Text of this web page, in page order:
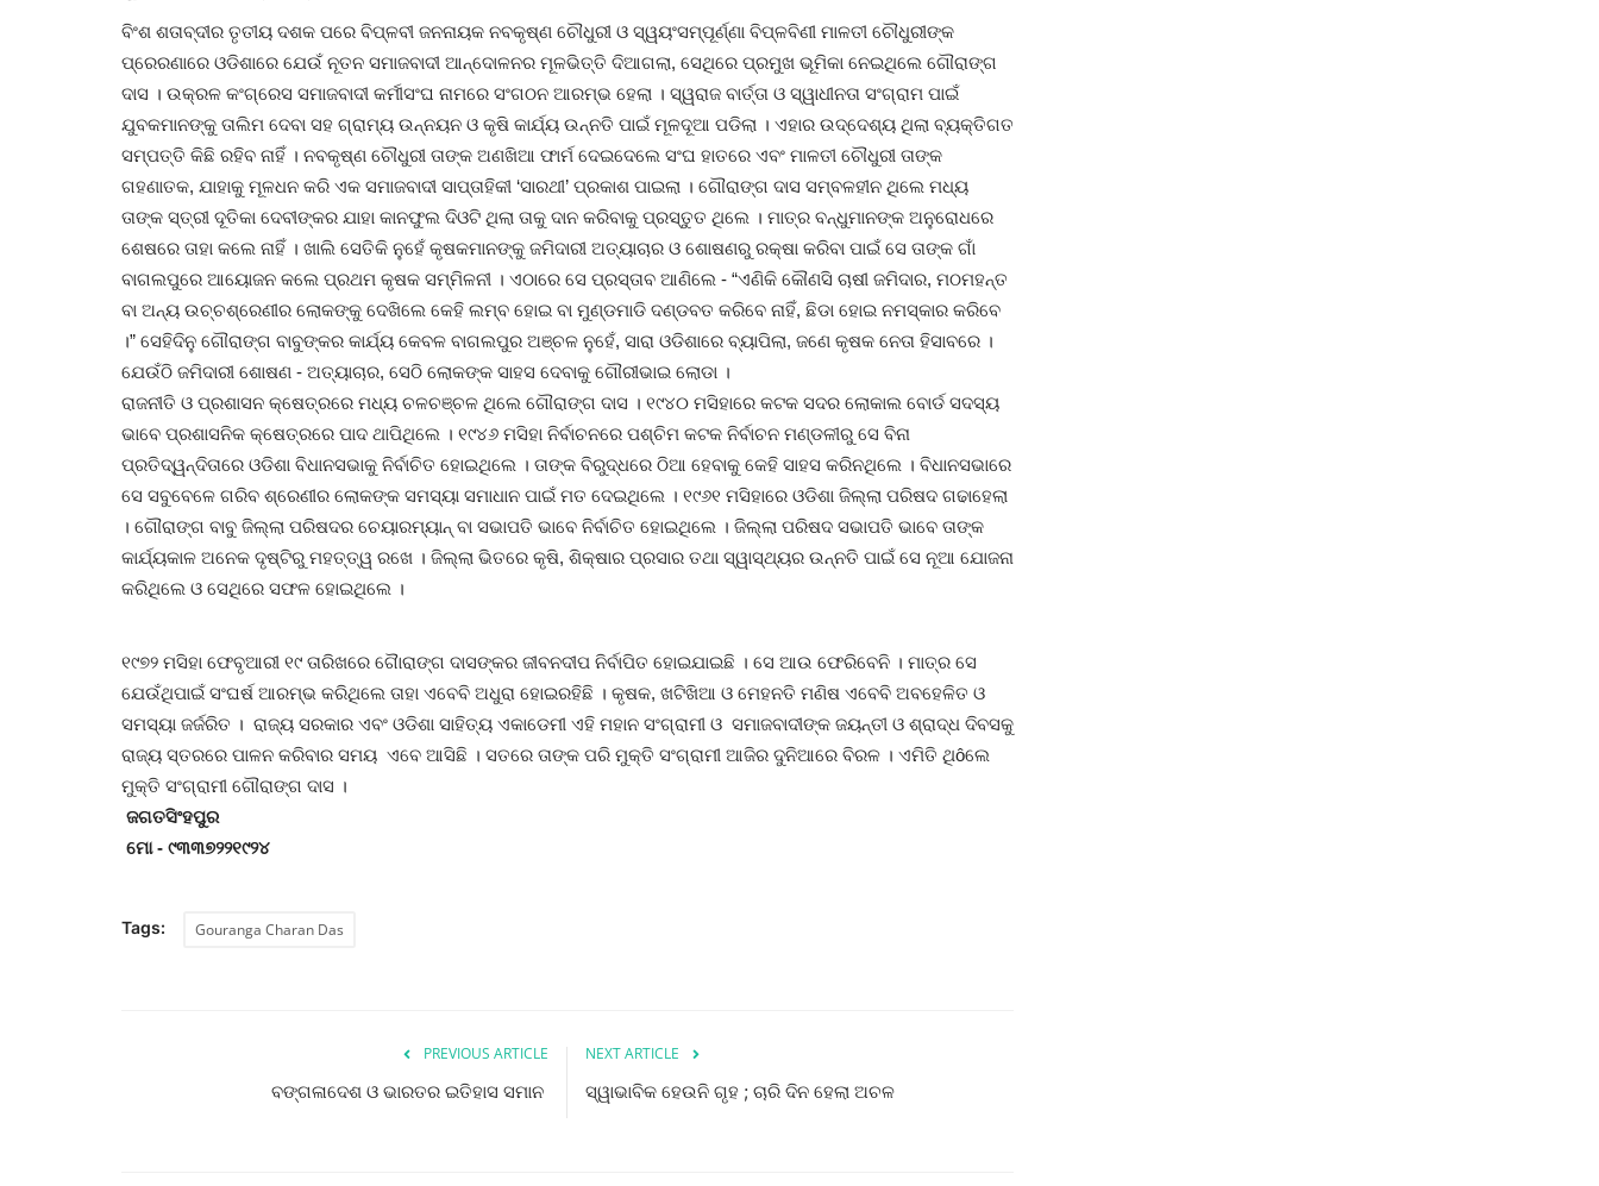
ବିଂଶ ଶତାବ୍ଦୀର ତୃତୀୟ ଦଶକ ପରେ ବିପ୍ଳବୀ ଜନନାୟକ ନବକୃଷ୍ଣ ଚୌଧୁରୀ ଓ ସ୍ୱୟଂସମ୍ପୂର୍ଣ୍ଣା ବିପ୍ଳବିଣୀ ମାଳତୀ ଚୌଧୁରୀଙ୍କ
ପ୍ରେରଣାରେ ଓଡିଶାରେ ଯେଉଁ ନୂତନ ସମାଜବାଦୀ ଆନ୍ଦୋଳନର ମୂଳଭିତ୍ତି ଦିଆଗଲା, ସେଥିରେ ପ୍ରମୁଖ ଭୂମିକା ନେଇଥିଲେ ଗୌରାଙ୍ଗ
ଦାସ । ଉକ୍ରଳ କଂଗ୍ରେସ ସମାଜବାଦୀ କର୍ମୀସଂଘ ନାମରେ ସଂଗଠନ ଆରମ୍ଭ ହେଲା । ସ୍ୱରାଜ ବାର୍ତ୍ତା ଓ ସ୍ୱାଧୀନତା ସଂଗ୍ରାମ ପାଇଁ
ଯୁବକମାନଙ୍କୁ ତାଲିମ ଦେବା ସହ ଗ୍ରାମ୍ୟ ଉନ୍ନୟନ ଓ କୃଷି କାର୍ଯ୍ୟ ଉନ୍ନତି ପାଇଁ ମୂଳଦୂଆ ପଡିଲା । ଏହାର ଉଦ୍ଦେଶ୍ୟ ଥିଲା ବ୍ୟକ୍ତିଗତ
ସମ୍ପତ୍ତି କିଛି ରହିବ ନାହିଁ । ନବକୃଷ୍ଣ ଚୌଧୁରୀ ତାଙ୍କ ଅଣଖିଆ ଫାର୍ମ ଦେଇଦେଲେ ସଂଘ ହାତରେ ଏବଂ ମାଳତୀ ଚୌଧୁରୀ ତାଙ୍କ
ଗହଣାତକ, ଯାହାକୁ ମୂଳଧନ କରି ଏକ ସମାଜବାଦୀ ସାପ୍ତାହିକୀ ‘ସାରଥୀ’ ପ୍ରକାଶ ପାଇଲା । ଗୌରାଙ୍ଗ ଦାସ ସମ୍ବଳହୀନ ଥିଲେ ମଧ୍ୟ
ତାଙ୍କ ସ୍ତ୍ରୀ ଦୂତିକା ଦେବୀଙ୍କର ଯାହା କାନଫୁଲ ଦିଓଟି ଥିଲା ତାକୁ ଦାନ କରିବାକୁ ପ୍ରସ୍ତୁତ ଥିଲେ । ମାତ୍ର ବନ୍ଧୁମାନଙ୍କ ଅନୁରୋଧରେ
ଶେଷରେ ତାହା କଲେ ନାହିଁ । ଖାଲି ସେତିକି ନୁହେଁ କୃଷକମାନଙ୍କୁ ଜମିଦାରୀ ଅତ୍ୟାଚାର ଓ ଶୋଷଣରୁ ରକ୍ଷା କରିବା ପାଇଁ ସେ ତାଙ୍କ ଗାଁ
ବାଗଲପୁରେ ଆୟୋଜନ କଲେ ପ୍ରଥମ କୃଷକ ସମ୍ମିଳନୀ । ଏଠାରେ ସେ ପ୍ରସ୍ତାବ ଆଣିଲେ - “ଏଣିକି କୌଣସି ଚାଷୀ ଜମିଦାର, ମଠମହନ୍ତ
ବା ଅନ୍ୟ ଉଚ୍ଚଶ୍ରେଣୀର ଲୋକଙ୍କୁ ଦେଖିଲେ କେହି ଲମ୍ବ ହୋଇ ବା ମୁଣ୍ଡମାଡି ଦଣ୍ଡବତ କରିବେ ନାହିଁ, ଛିଡା ହୋଇ ନମସ୍କାର କରିବେ
।” ସେହିଦିନୁ ଗୌରାଙ୍ଗ ବାବୁଙ୍କର କାର୍ଯ୍ୟ କେବଳ ବାଗଲପୁର ଅଞ୍ଚଳ ନୁହେଁ, ସାରା ଓଡିଶାରେ ବ୍ୟାପିଲା, ଜଣେ କୃଷକ ନେତା ହିସାବରେ ।
ଯେଉଁଠି ଜମିଦାରୀ ଶୋଷଣ - ଅତ୍ୟାଚାର, ସେଠି ଲୋକଙ୍କ ସାହସ ଦେବାକୁ ଗୌରୀଭାଇ ଲୋଡା ।
ରାଜନୀତି ଓ ପ୍ରଶାସନ କ୍ଷେତ୍ରରେ ମଧ୍ୟ ଚଳଚଞ୍ଚଳ ଥିଲେ ଗୌରାଙ୍ଗ ଦାସ । ୧୯୪୦ ମସିହାରେ କଟକ ସଦର ଲୋକାଲ ବୋର୍ଡ ସଦସ୍ୟ
ଭାବେ ପ୍ରଶାସନିକ କ୍ଷେତ୍ରରେ ପାଦ ଥାପିଥିଲେ । ୧୯୪୬ ମସିହା ନିର୍ବାଚନରେ ପଶ୍ଚିମ କଟକ ନିର୍ବାଚନ ମଣ୍ଡଳୀରୁ ସେ ବିନା
ପ୍ରତିଦ୍ୱନ୍ଦିତାରେ ଓଡିଶା ବିଧାନସଭାକୁ ନିର୍ବାଚିତ ହୋଇଥିଲେ । ତାଙ୍କ ବିରୁଦ୍ଧରେ ଠିଆ ହେବାକୁ କେହି ସାହସ କରିନଥିଲେ । ବିଧାନସଭାରେ
ସେ ସବୁବେଳେ ଗରିବ ଶ୍ରେଣୀର ଲୋକଙ୍କ ସମସ୍ୟା ସମାଧାନ ପାଇଁ ମତ ଦେଇଥିଲେ । ୧୯୬୧ ମସିହାରେ ଓଡିଶା ଜିଲ୍ଲା ପରିଷଦ ଗଢାହେଲା
। ଗୌରାଙ୍ଗ ବାବୁ ଜିଲ୍ଲା ପରିଷଦର ଚେୟାରମ୍ୟାନ୍‌ ବା ସଭାପତି ଭାବେ ନିର୍ବାଚିତ ହୋଇଥିଲେ । ଜିଲ୍ଲା ପରିଷଦ ସଭାପତି ଭାବେ ତାଙ୍କ
କାର୍ଯ୍ୟକାଳ ଅନେକ ଦୃଷ୍ଟିରୁ ମହତ୍ତ୍ୱ ରଖେ । ଜିଲ୍ଲା ଭିତରେ କୃଷି, ଶିକ୍ଷାର ପ୍ରସାର ତଥା ସ୍ୱାସ୍ଥ୍ୟର ଉନ୍ନତି ପାଇଁ ସେ ନୂଆ ଯୋଜନା
କରିଥିଲେ ଓ ସେଥିରେ ସଫଳ ହୋଇଥିଲେ ।
୧୯୭୨ ମସିହା ଫେବୃଆରୀ ୧୯ ତାରିଖରେ ଗୈାରାଙ୍ଗ ଦାସଙ୍କର ଜୀବନଦୀପ ନିର୍ବାପିତ ହୋଇଯାଇଛି । ସେ ଆଉ ଫେରିବେନି । ମାତ୍ର ସେ
ଯେଉଁଥିପାଇଁ ସଂଘର୍ଷ ଆରମ୍ଭ କରିଥିଲେ ତାହା ଏବେବି ଅଧୁରା ହୋଇରହିଛି । କୃଷକ, ଖଟିଖିଆ ଓ ମେହନତି ମଣିଷ ଏବେବି ଅବହେଳିତ ଓ
ସମସ୍ୟା ଜର୍ଜରିତ । ରାଜ୍ୟ ସରକାର ଏବଂ ଓଡିଶା ସାହିତ୍ୟ ଏକାଡେମୀ ଏହି ମହାନ ସଂଗ୍ରାମୀ ଓ ସମାଜବାଦୀଙ୍କ ଜୟନ୍ତୀ ଓ ଶ୍ରାଦ୍ଧ ଦିବସକୁ
ରାଜ୍ୟ ସ୍ତରରେ ପାଳନ କରିବାର ସମୟ ଏବେ ଆସିଛି । ସତରେ ତାଙ୍କ ପରି ମୁକ୍ତି ସଂଗ୍ରାମୀ ଆଜିର ଦୁନିଆରେ ବିରଳ । ଏମିତି ଥିôଲେ
ମୁକ୍ତି ସଂଗ୍ରାମୀ ଗୌରାଙ୍ଗ ଦାସ ।
ଜଗତସିଂହପୁର
ମୋ - ୯୩୩୭୨୨୧୯୨୪
Tags: Gouranga Charan Das
PREVIOUS ARTICLE
ବଙ୍ଗଳାଦେଶ ଓ ଭାରତର ଇତିହାସ ସମାନ
NEXT ARTICLE
ସ୍ୱାଭାବିକ ହେଉନି ଗୃହ ; ଚାରି ଦିନ ହେଲା ଅଚଳ